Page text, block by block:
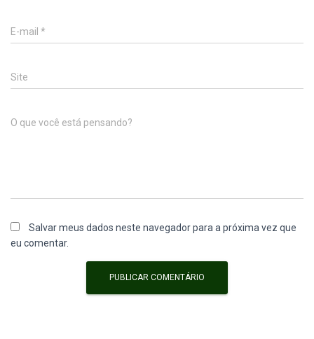
E-mail *
Site
O que você está pensando?
Salvar meus dados neste navegador para a próxima vez que
eu comentar.